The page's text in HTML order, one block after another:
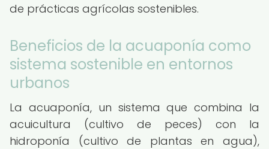
de prácticas agrícolas sostenibles.
Beneficios de la acuaponía como
sistema sostenible en entornos
urbanos
La acuaponía, un sistema que combina la
acuicultura (cultivo de peces) con la
hidroponía (cultivo de plantas en agua),